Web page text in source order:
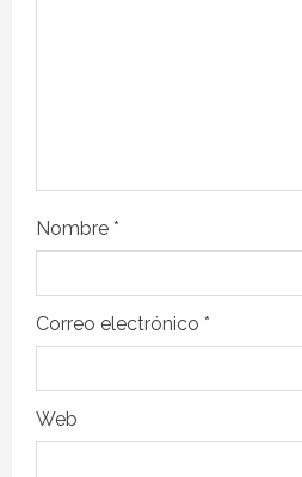
Nombre *
Correo electrónico *
Web